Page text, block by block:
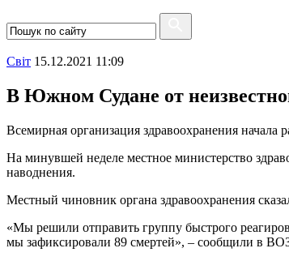
Свiт 15.12.2021 11:09
В Южном Судане от
Всемирная организация здравоохранения
На минувшей неделе местное министерство
наводнения.
Местный чиновник органа здравоохранения
«Мы решили отправить группу быстрого
мы зафиксировали 89 смертей», – сообщили в